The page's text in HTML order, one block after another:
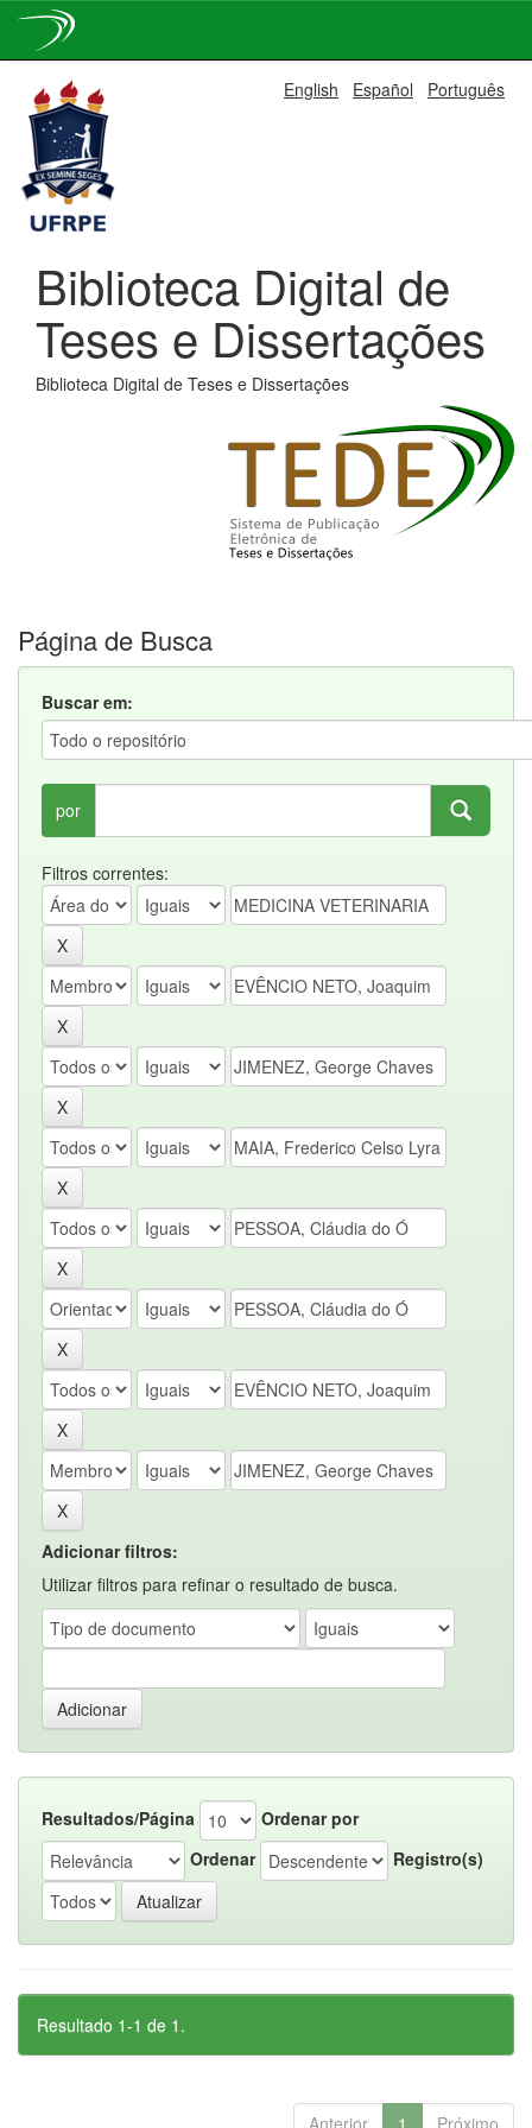
navigation
English Español Português
Biblioteca Digital de
Teses e Dissertações
Biblioteca Digital de Teses e Dissertações
Página de Busca
Buscar em:
por
Filtros correntes:
Adicionar filtros:
Utilizar filtros para refinar o resultado de busca.
Resultados/Página
Ordenar por
Ordenar
Registro(s)
Resultado 1-1 de 1.
Anterior 1 Próximo